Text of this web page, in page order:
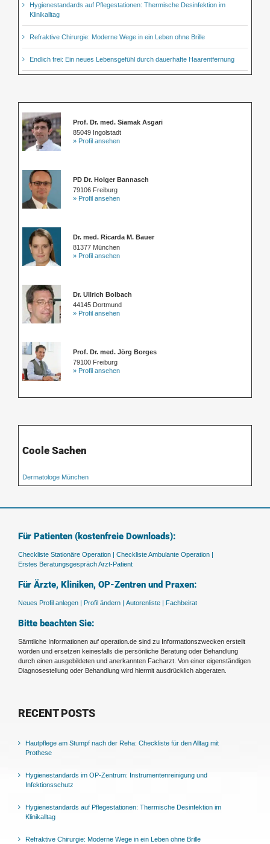
Hygienestandards auf Pflegestationen: Thermische Desinfektion im
Klinikalltag
Refraktive Chirurgie: Moderne Wege in ein Leben ohne Brille
Endlich frei: Ein neues Lebensgefühl durch dauerhafte Haarentfernung
Prof. Dr. med. Siamak Asgari
85049 Ingolstadt
» Profil ansehen
PD Dr. Holger Bannasch
79106 Freiburg
» Profil ansehen
Dr. med. Ricarda M. Bauer
81377 München
» Profil ansehen
Dr. Ullrich Bolbach
44145 Dortmund
» Profil ansehen
Prof. Dr. med. Jörg Borges
79100 Freiburg
» Profil ansehen
Coole Sachen
Dermatologe München
Für Patienten (kostenfreie Downloads):
Checkliste Stationäre Operation |
Checkliste Ambulante Operation |
Erstes Beratungsgespräch Arzt-Patient
Für Ärzte, Kliniken, OP-Zentren und Praxen:
Neues Profil anlegen | Profil ändern | Autorenliste | Fachbeirat
Bitte beachten Sie:
Sämtliche Informationen auf operation.de sind zu Informationszwecken erstellt
worden und ersetzen keinesfalls die persönliche Beratung oder Behandlung
durch einen ausgebildeten und anerkannten Facharzt. Von einer eigenständigen
Diagnosestellung oder Behandlung wird hiermit ausdrücklich abgeraten.
RECENT POSTS
Hautpflege am Stumpf nach der Reha: Checkliste für den Alltag mit
Prothese
Hygienestandards im OP-Zentrum: Instrumentenreinigung und
Infektionsschutz
Hygienestandards auf Pflegestationen: Thermische Desinfektion im
Klinikalltag
Refraktive Chirurgie: Moderne Wege in ein Leben ohne Brille